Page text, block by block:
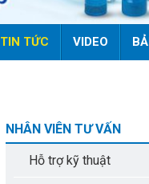
TIN TỨC VIDEO
NHÂN VIÊN TƯ VẤN
Hỗ trợ kỹ thuật